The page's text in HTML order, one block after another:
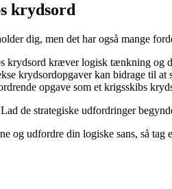
krydsord
dig, men det har også mange
krydsord kræver logisk tænkning og
krydsordopgaver kan bidrage til
opgave som et krigsskibs
de strategiske udfordringer
og udfordre din logiske sans, så